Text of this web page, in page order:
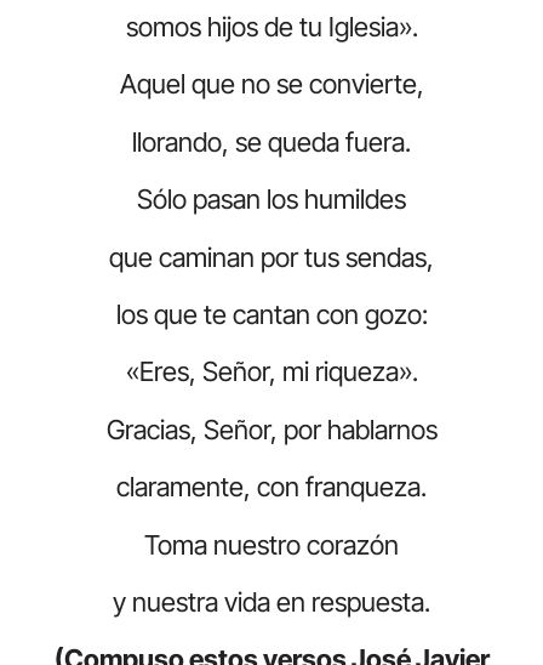
somos hijos de tu Iglesia».
Aquel que no se convierte,
llorando, se queda fuera.
Sólo pasan los humildes
que caminan por tus sendas,
los que te cantan con gozo:
«Eres, Señor, mi riqueza».
Gracias, Señor, por hablarnos
claramente, con franqueza.
Toma nuestro corazón
y nuestra vida en respuesta.